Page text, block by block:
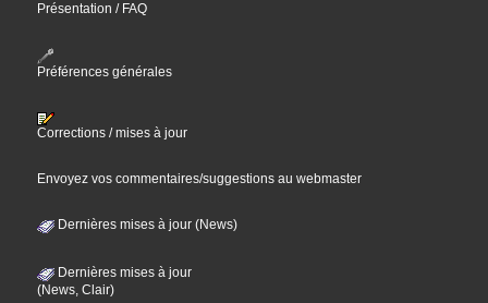
Présentation / FAQ
Préférences générales
Corrections / mises à jour
Envoyez vos commentaires/suggestions au webmaster
Dernières mises à jour (News)
Dernières mises à jour
(News, Clair)